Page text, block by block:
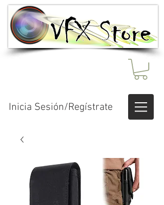
Inicia Sesión/Regístrate